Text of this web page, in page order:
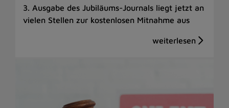
3. Ausgabe des Jubiläums-Journals liegt jetzt an
vielen Stellen zur kostenlosen Mitnahme aus